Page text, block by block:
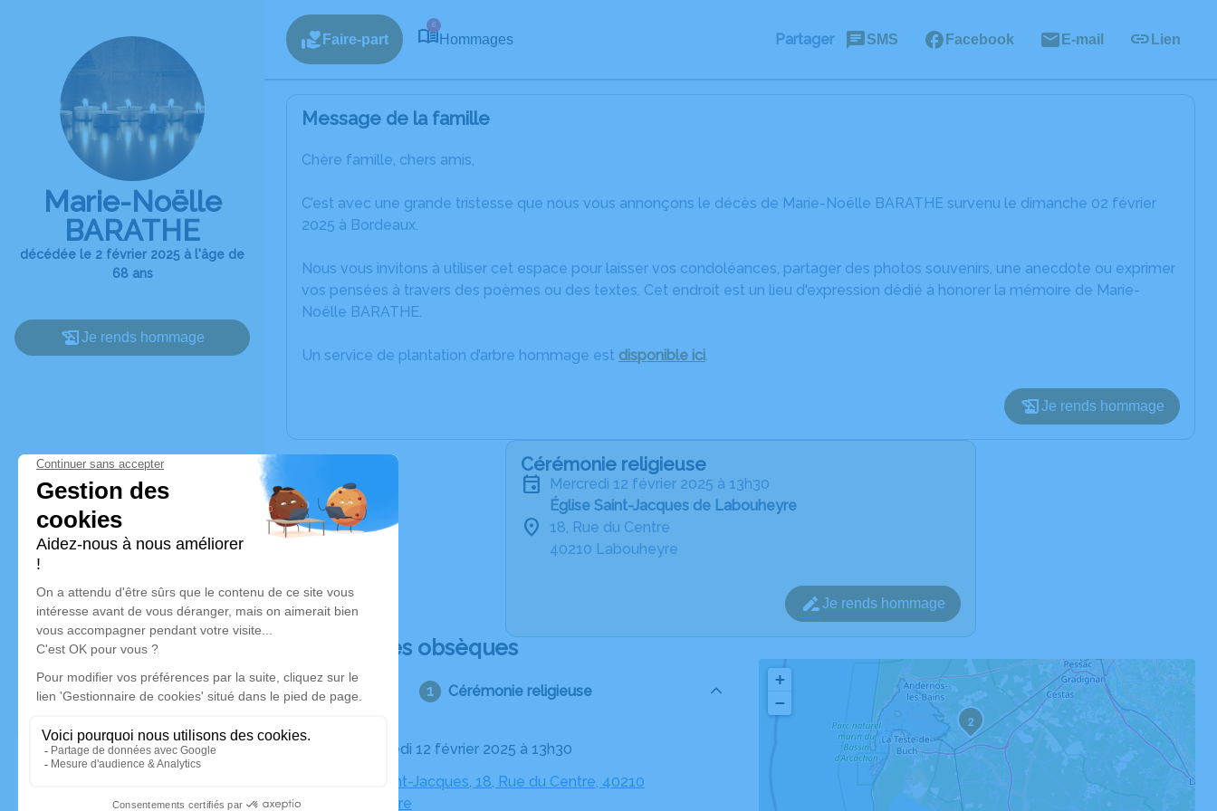
Marie-Noëlle
BARATHE
décédée le 2 février 2025 à l'âge de
68 ans
Je rends hommage
Faire-part
6
Hommages Partager SMS Facebook E-mail Lien
Message de la famille
Chère famille, chers amis,
C’est avec une grande tristesse que nous vous annonçons le décès de Marie-Noëlle BARATHE survenu le dimanche 02 février
2025 à Bordeaux.
Nous vous invitons à utiliser cet espace pour laisser vos condoléances, partager des photos souvenirs, une anecdote ou exprimer
vos pensées à travers des poèmes ou des textes. Cet endroit est un lieu d'expression dédié à honorer la mémoire de Marie-
Noëlle BARATHE.
Un service de plantation d’arbre hommage est disponible ici.
Je rends hommage
Cérémonie religieuse
mercredi 12 février 2025 à 13h30
Église Saint-Jacques de Labouheyre
18, Rue du Centre
40210 Labouheyre
Je rends hommage
Déroulé des obsèques
Cérémonie religieuse
Le mercredi 12 février 2025 à 13h30
Église Saint-Jacques, 18, Rue du Centre, 40210
Labouheyre
2
+
−